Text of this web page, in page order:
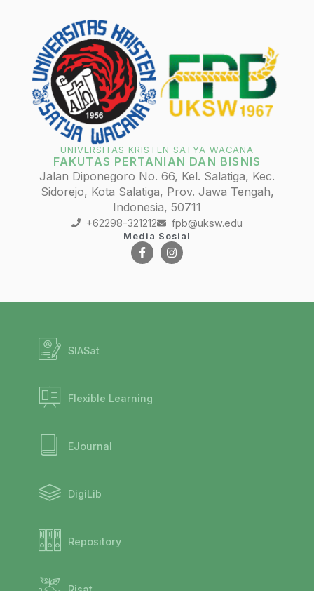
UNIVERSITAS KRISTEN SATYA WACANA
FAKUTAS PERTANIAN DAN BISNIS
Jalan Diponegoro No. 66, Kel. Salatiga, Kec.
Sidorejo, Kota Salatiga, Prov. Jawa Tengah,
Indonesia, 50711
+62298-321212 fpb@uksw.edu
Media Sosial
SIASat
Flexible Learning
EJournal
DigiLib
Repository